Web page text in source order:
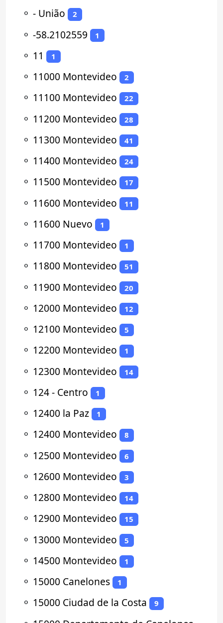
⚬ - União 2
⚬ -58.2102559 1
⚬ 11 1
⚬ 11000 Montevideo 2
⚬ 11100 Montevideo 22
⚬ 11200 Montevideo 28
⚬ 11300 Montevideo 41
⚬ 11400 Montevideo 24
⚬ 11500 Montevideo 17
⚬ 11600 Montevideo 11
⚬ 11600 Nuevo 1
⚬ 11700 Montevideo 1
⚬ 11800 Montevideo 51
⚬ 11900 Montevideo 20
⚬ 12000 Montevideo 12
⚬ 12100 Montevideo 5
⚬ 12200 Montevideo 1
⚬ 12300 Montevideo 14
⚬ 124 - Centro 1
⚬ 12400 la Paz 1
⚬ 12400 Montevideo 8
⚬ 12500 Montevideo 6
⚬ 12600 Montevideo 3
⚬ 12800 Montevideo 14
⚬ 12900 Montevideo 15
⚬ 13000 Montevideo 5
⚬ 14500 Montevideo 1
⚬ 15000 Canelones 1
⚬ 15000 Ciudad de la Costa 9